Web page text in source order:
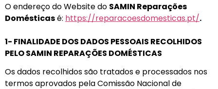
O endereço do Website do SAMIN Reparações
Domésticasé: https://reparacoesdomesticas.pt/.
1- FINALIDADE DOS DADOS PESSOAIS RECOLHIDOS
PELO SAMIN REPARAÇÕES DOMÉSTICAS
Os dados recolhidos são tratados e processados nos
termos aprovados pela Comissão Nacional de